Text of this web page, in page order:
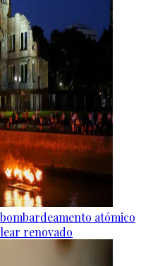
atómico
renovado